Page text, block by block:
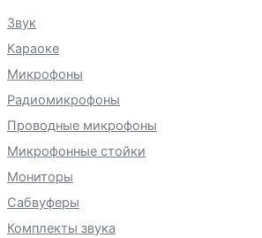
Звук
Караоке
Микрофоны
Радиомикрофоны
Проводные микрофоны
Микрофонные стойки
Мониторы
Сабвуферы
Комплекты звука